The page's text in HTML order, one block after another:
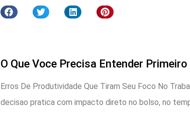
O Que Voce Precisa Entender Primeiro
Erros De Produtividade Que Tiram Seu Foco No
decisao pratica com impacto direto no bolso, no